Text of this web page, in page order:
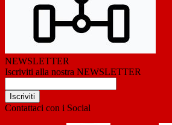
NEWSLETTER
Iscriviti alla nostra NEWSLETTER
Iscriviti
Contattaci con i Social